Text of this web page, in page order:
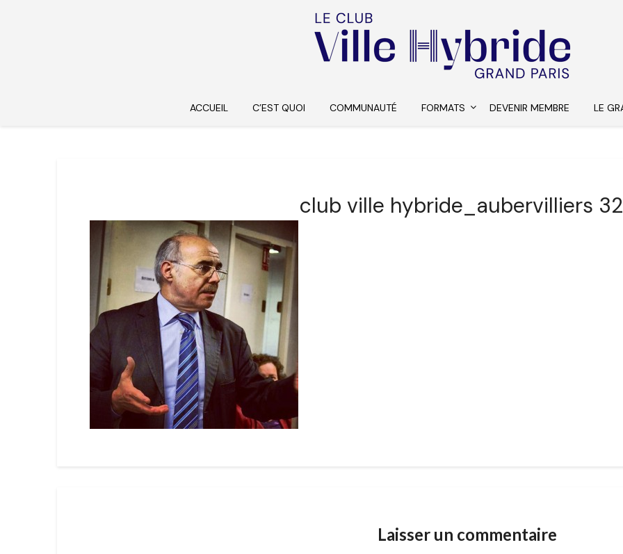
ACCUEIL C’EST QUOI COMMUNAUTÉ FORMATS DEVENIR MEMBRE LE
club ville hybride_aubervilliers
Laisser un commentaire